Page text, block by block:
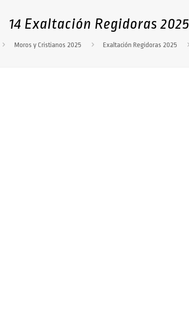
14 Exaltación Regidoras 2025
Moros y Cristianos 2025 Exaltación Regidoras 2025